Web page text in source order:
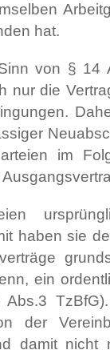
hat.
von § 14
nur die
im
haben sie
ein
der
damit nicht